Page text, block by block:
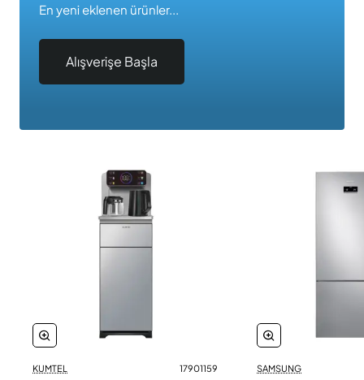
En yeni eklenen ürünler...
Alışverişe Başla
Yeni
KUMTEL 17901159 SAMSUNG